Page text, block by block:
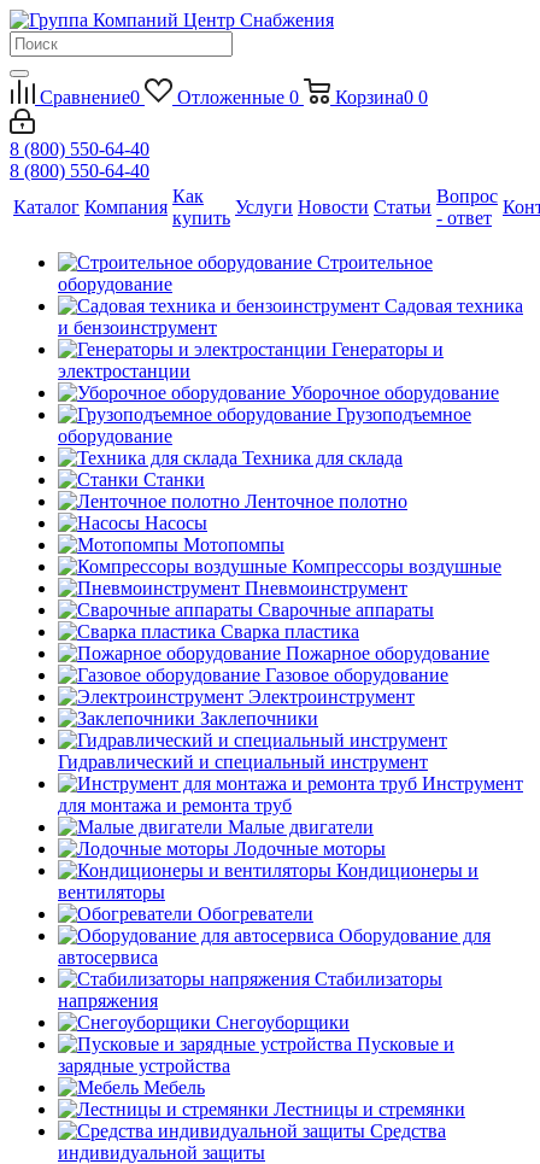
Сравнение0 Отложенные 0 Корзина0 0
8 (800) 550-64-40
8 (800) 550-64-40
Каталог Компания
Как
купить
Услуги Новости Статьи
Вопрос
- ответ
Строительное
оборудование
Садовая техника
и бензоинструмент
Генераторы и
электростанции
Уборочное оборудование
Грузоподъемное
оборудование
Техника для склада
Станки
Ленточное полотно
Насосы
Мотопомпы
Компрессоры воздушные
Пневмоинструмент
Сварочные аппараты
Сварка пластика
Пожарное оборудование
Газовое оборудование
Электроинструмент
Заклепочники
Гидравлический и специальный инструмент
Инструмент
для монтажа и ремонта труб
Малые двигатели
Лодочные моторы
Кондиционеры и
вентиляторы
Обогреватели
Оборудование для
автосервиса
Стабилизаторы
напряжения
Снегоуборщики
Пусковые и
зарядные устройства
Мебель
Лестницы и стремянки
Средства
индивидуальной защиты